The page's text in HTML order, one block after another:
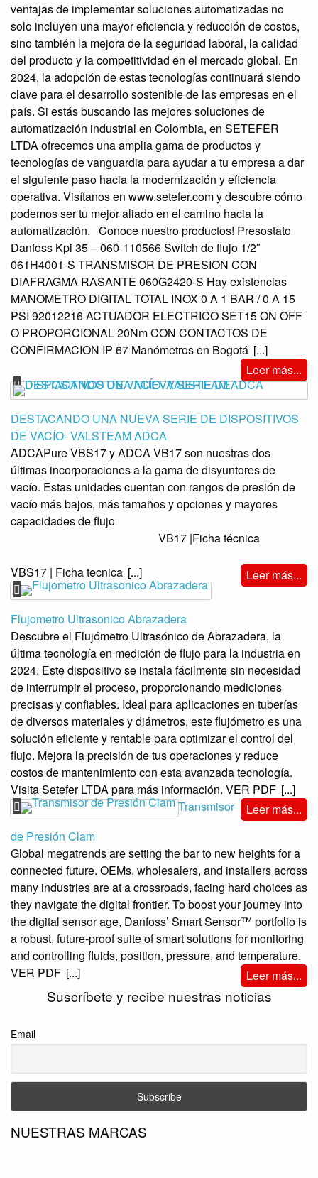
ventajas de implementar soluciones automatizadas no
solo incluyen una mayor eficiencia y reducción de costos,
sino también la mejora de la seguridad laboral, la calidad
del producto y la competitividad en el mercado global. En
2024, la adopción de estas tecnologías continuará siendo
clave para el desarrollo sostenible de las empresas en el
país. Si estás buscando las mejores soluciones de
automatización industrial en Colombia, en SETEFER
LTDA ofrecemos una amplia gama de productos y
tecnologías de vanguardia para ayudar a tu empresa a dar
el siguiente paso hacia la modernización y eficiencia
operativa. Visítanos en www.setefer.com y descubre cómo
podemos ser tu mejor aliado en el camino hacia la
automatización. Conoce nuestro productos! Presostato
Danfoss Kpi 35 – 060-110566 Switch de flujo 1/2″
061H4001-S TRANSMISOR DE PRESION CON
DIAFRAGMA RASANTE 060G2420-S Hay existencias
MANOMETRO DIGITAL TOTAL INOX 0 A 1 BAR / 0 A 15
PSI 92012216 ACTUADOR ELECTRICO SET15 ON OFF
O PROPORCIONAL 20Nm CON CONTACTOS DE
CONFIRMACION IP 67 Manómetros en Bogotá [...]
Leer más...
DESTACANDO UNA NUEVA SERIE DE DISPOSITIVOS
DE VACÍO- VALSTEAM ADCA
ADCAPure VBS17 y ADCA VB17 son nuestras dos
últimas incorporaciones a la gama de disyuntores de
vacío. Estas unidades cuentan con rangos de presión de
vacío más bajos, más tamaños y opciones y mayores
capacidades de flujo
VB17 |Ficha técnica
VBS17 | Ficha tecnica [...] Leer más...
Flujometro Ultrasonico Abrazadera
Descubre el Flujómetro Ultrasónico de Abrazadera, la
última tecnología en medición de flujo para la industria en
2024. Este dispositivo se instala fácilmente sin necesidad
de interrumpir el proceso, proporcionando mediciones
precisas y confiables. Ideal para aplicaciones en tuberías
de diversos materiales y diámetros, este flujómetro es una
solución eficiente y rentable para optimizar el control del
flujo. Mejora la precisión de tus operaciones y reduce
costos de mantenimiento con esta avanzada tecnología.
Visita Setefer LTDA para más información. VER PDF [...]
Leer más...
Transmisor
de Presión Clam
Global megatrends are setting the bar to new heights for a
connected future. OEMs, wholesalers, and installers across
many industries are at a crossroads, facing hard choices as
they navigate the digital frontier. To boost your journey into
the digital sensor age, Danfoss’ Smart Sensor™ portfolio is
a robust, future-proof suite of smart solutions for monitoring
and controlling fluids, position, pressure, and temperature.
VER PDF [...] Leer más...
Suscríbete y recibe nuestras noticias
Email
NUESTRAS MARCAS